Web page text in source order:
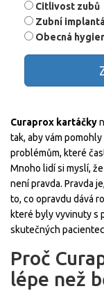
Citlivost zubů
Zubní
Obecná
Curaprox kartáčky
tak, aby vám
problémům, které
Mnoho lidí si myslí,
není pravda. Pravda
to, co opravdu dává
které byly vyvinuty s
skutečných
Proč
lépe než